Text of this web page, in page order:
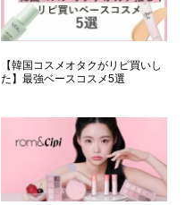
【韓国コスメオタクがリピ買いし
た】最強ベースコスメ5選